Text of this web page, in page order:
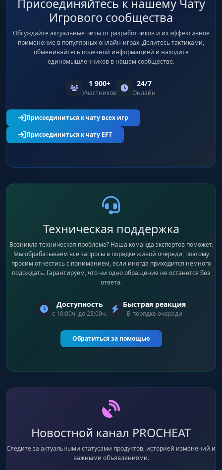
Присоединяйтесь к нашему Чату
Игрового сообщества
Обсуждайте актуальные читы от разработчиков и их эффективное
применение в популярных онлайн-играх. Делитесь тактиками,
обменивайтесь полезной информацией и находите
единомышленников в нашем сообществе.
1 900+
Участников
24/7
Онлайн
Присоединиться к чату всех игр
Присоединиться к чату EFT
Техническая поддержка
Возникла техническая проблема? Наша команда экспертов поможет.
Мы обрабатываем все запросы в порядке живой очереди, поэтому
просим отнестись с пониманием, если иногда приходится немного
подождать. Гарантируем, что ни одно обращение не останется без
ответа.
Доступность
с 10:00ч. до 23:00ч.
Быстрая реакция
В порядке очереди
Обратиться за помощью
Новостной канал PROCHEAT
Следите за актуальными статусами продуктов, историей изменений и
важными объявлениями.